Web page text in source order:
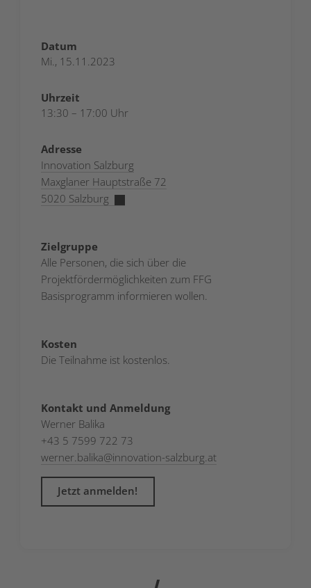
Datum
Mi., 15.11.2023
Uhrzeit
13:30 – 17:00 Uhr
Adresse
Innovation Salzburg
Maxglaner Hauptstraße 72
5020 Salzburg
Zielgruppe
Alle Personen, die sich über die
Projektfördermöglichkeiten zum FFG
Basisprogramm informieren wollen.
Kosten
Die Teilnahme ist kostenlos.
Kontakt und Anmeldung
Werner Balika
+43 5 7599 722 73
werner.balika@innovation-salzburg.at
Jetzt anmelden!